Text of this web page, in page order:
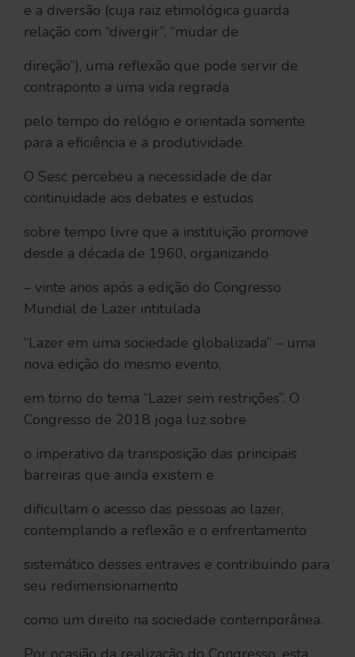
e a diversão (cuja raiz etimológica guarda
relação com “divergir”, “mudar de
direção”), uma reflexão que pode servir de
contraponto a uma vida regrada
pelo tempo do relógio e orientada somente
para a eficiência e a produtividade.
O Sesc percebeu a necessidade de dar
continuidade aos debates e estudos
sobre tempo livre que a instituição promove
desde a década de 1960, organizando
– vinte anos após a edição do Congresso
Mundial de Lazer intitulada
“Lazer em uma sociedade globalizada” – uma
nova edição do mesmo evento,
em torno do tema “Lazer sem restrições”. O
Congresso de 2018 joga luz sobre
o imperativo da transposição das principais
barreiras que ainda existem e
dificultam o acesso das pessoas ao lazer,
contemplando a reflexão e o enfrentamento
sistemático desses entraves e contribuindo para
seu redimensionamento
como um direito na sociedade contemporânea.